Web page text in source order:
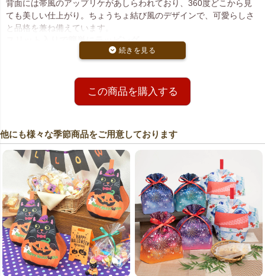
背面には帯風のアップリケがあしらわれており、360度どこから見
ても美しい仕上がり。ちょうちょ結び風のデザインで、可愛らしさ
と品格を兼ね備えています。
スリット入りで簡単にラッピング
袋上部にスリットが入っており、口を開けて中身を入れるだけ。ラ
日本らしさを演出できるアイテム
和菓子や雑貨のラッピング、インバウンド向けの土産包装にもおす
選べる数量と価格
20枚入りと200枚入りをご用意。200枚入りは大口割引の対象で、業
務用や店舗用のまとめ買いにも便利です。
関連キーワード：スリットタイプ
この商品を購入する
他にも様々な季節商品をご用意しております